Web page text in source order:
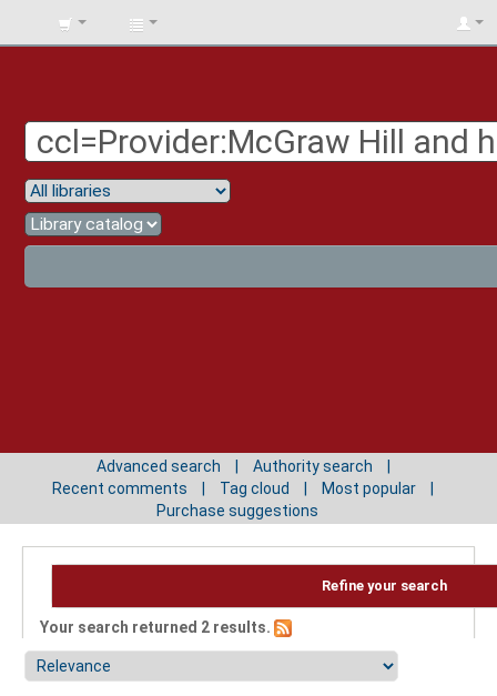
BIBLIOTECA
Advanced search
Authority search
Recent comments
Tag cloud
Most popular
Purchase suggestions
Refine your search
Your search returned 2 results.